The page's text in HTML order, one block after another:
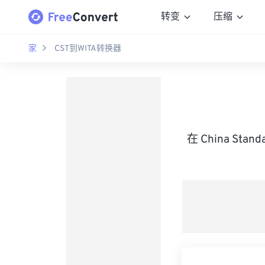
转变 压缩
家 CST到WITA转换器
在 China